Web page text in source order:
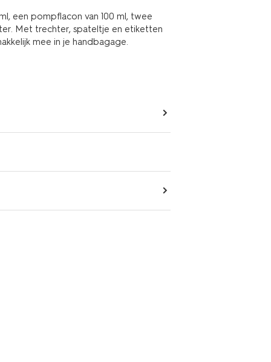
een pompflacon van 100 ml, twee
Met trechter, spateltje en etiketten
mee in je handbagage.